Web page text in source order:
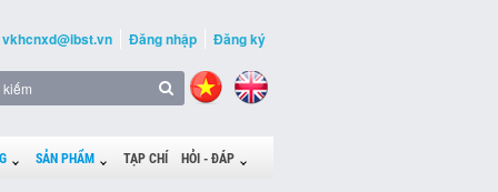
vkhcnxd@ibst.vn Đăng nhập Đăng ký
SẢN PHẨM TẠP CHÍ HỎI - ĐÁP